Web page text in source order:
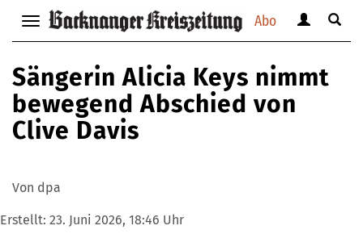
Abo
Navigation
anzeigen
bzw.
verbergen
anzeigen
verbergen
Suche
Sängerin Alicia Keys nimmt
bewegend Abschied von
Clive Davis
Von dpa
Erstellt: 23. Juni 2026, 18:46 Uhr